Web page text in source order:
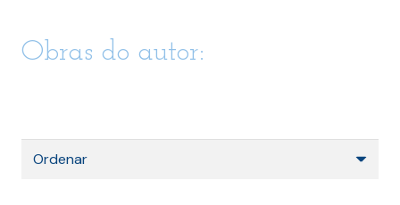
Obras do autor: